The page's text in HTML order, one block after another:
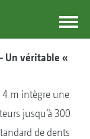
Un véritable «
4 m intègre une
jusqu’à 300
de dents